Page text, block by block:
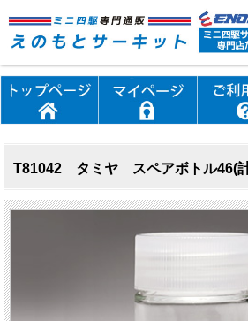
T81042 タミヤ スペアボトル46(